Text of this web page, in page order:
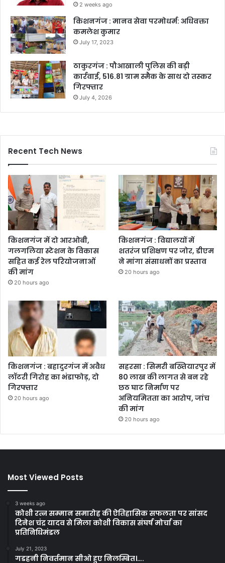
2 weeks ago
किशनगंज : मानव सेवा परमोधर्म: अधिवक्ता
कमलेश कुमार
July 17, 2023
ठाकुरगंज : पौआखाली पुलिस की बड़ी
कार्रवाई, 516.81 ग्राम स्मैक के साथ दो तस्कर
गिरफ्तार
July 4, 2026
Recent Tech News
किशनगंज में दो आरओबी,
गलगलिया स्टेशन के विकास
सहित कई रेल परियोजनाओं
की मांग
20 hours ago
किशनगंज : विद्यालयों में
शतरंज प्रशिक्षण पर जोर, डीएम
ने मांगा संसाधनों का प्रस्ताव
20 hours ago
किशनगंज : बहादुरगंज में अवैध
लॉटरी गिरोह का भंडाफोड़, दो
गिरफ्तार
20 hours ago
सहरसा : सिमरी बख्तियारपुर में
80 लाख की लागत से बन रहे
छठ घाट निर्माण पर
अनियमितता का आरोप, जांच
की मांग
20 hours ago
Most Viewed Posts
3 weeks ago
कोशी रत्न सम्मान समारोह की ऐतिहासिक सफलता पर सांसद
दिनेश चंद्र यादव से मिला कोशी विकास संघर्ष मोर्चा का
प्रतिनिधिमंडल
July 21, 2023
गडहनी निवर्तमान सीओ हुए निलम्बित।….